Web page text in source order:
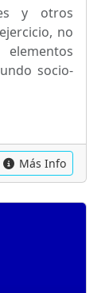
y otros
no
socio-
Más Info